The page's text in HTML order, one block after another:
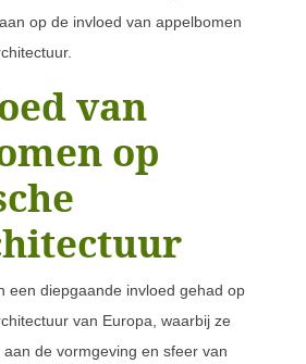
op de invloed van appelbomen
van
op
een diepgaande invloed gehad op
van Europa, waarbij ze
de vormgeving en sfeer van